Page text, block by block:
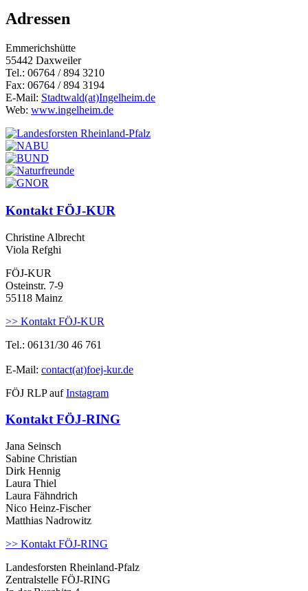
Adressen
Emmerichshütte
55442 Daxweiler
Tel.: 06764 / 894 3210
Fax: 06764 / 894 3194
E-Mail: Stadtwald(at)Ingelheim.de
Web: www.ingelheim.de
Kontakt FÖJ-KUR
Christine Albrecht
Viola Refghi
FÖJ-KUR
Osteinstr. 7-9
55118 Mainz
>> Kontakt FÖJ-KUR
Tel.: 06131/30 46 761
E-Mail: contact(at)foej-kur.de
FÖJ RLP aufInstagram
Kontakt FÖJ-RING
Jana Seinsch
Sabine Christian
Dirk Hennig
Laura Thiel
Laura Fähndrich
Nico Heinz-Fischer
Matthias Nadrowitz
>> Kontakt FÖJ-RING
Landesforsten Rheinland-Pfalz
Zentralstelle FÖJ-RING